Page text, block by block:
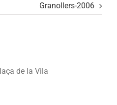
Granollers-2006
de la Vila